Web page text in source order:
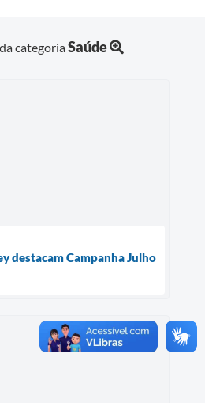
categoriaSaúde
destacam Campanha Julho